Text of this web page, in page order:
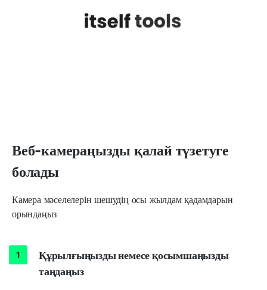
Веб-камераңызды қалай түзетуге
болады
Камера мәселелерін шешудің осы жылдам қадамдарын
орындаңыз
Құрылғыңызды немесе қосымшаңызды
таңдаңыз